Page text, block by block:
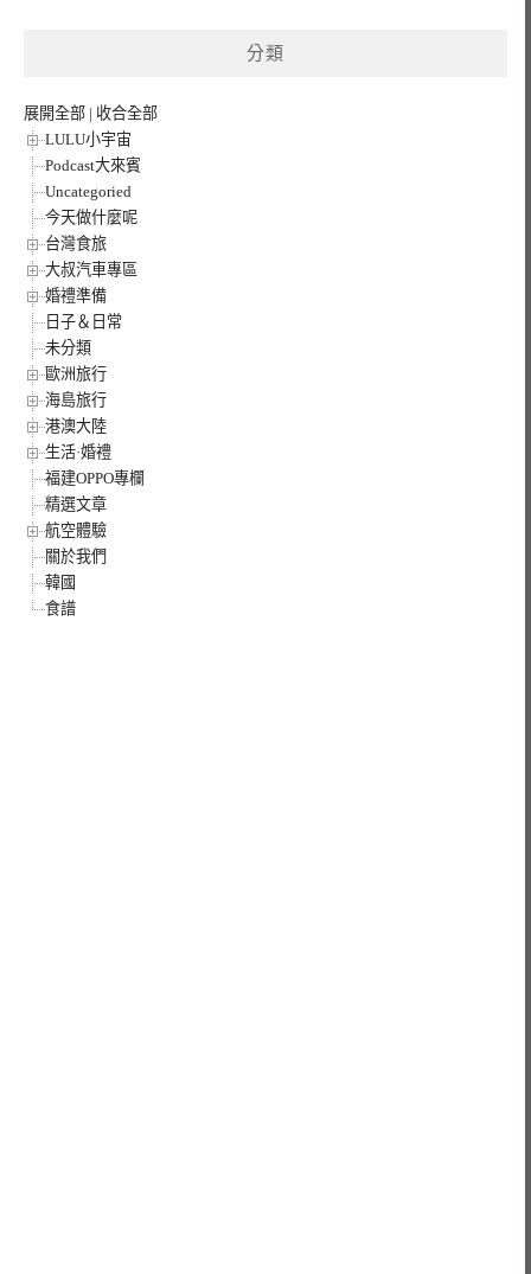
分類
展開全部 | 收合全部
LULU小宇宙
Podcast大來賓
Uncategoried
今天做什麼呢
台灣食旅
大叔汽車專區
婚禮準備
日子＆日常
未分類
歐洲旅行
海島旅行
港澳大陸
生活·婚禮
福建OPPO專欄
精選文章
航空體驗
關於我們
韓國
食譜